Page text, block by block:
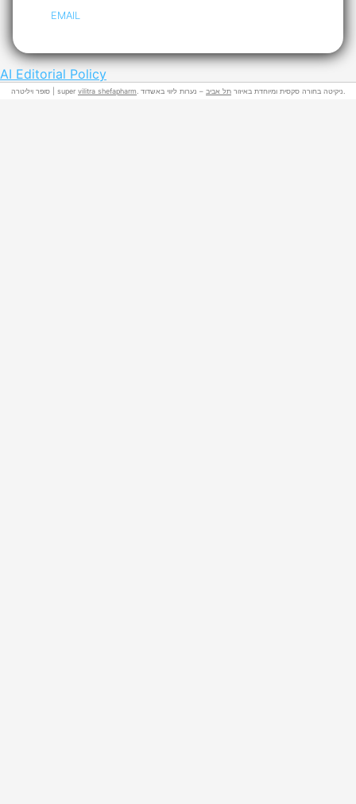
EMAIL
AI Editorial Policy
סופר ויליטרה | super vilitra shefapharm . ניקיטה בחורה סקסית ומיוחדת באיזור תל אביב – נערות ליווי באשדוד.